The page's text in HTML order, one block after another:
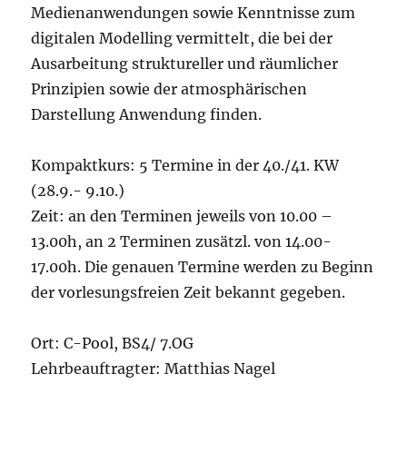
Medienanwendungen sowie Kenntnisse zum
digitalen Modelling vermittelt, die bei der
Ausarbeitung struktureller und räumlicher
Prinzipien sowie der atmosphärischen
Darstellung Anwendung finden.
Kompaktkurs: 5 Termine in der 40./41. KW
(28.9.- 9.10.)
Zeit: an den Terminen jeweils von 10.00 –
13.00h, an 2 Terminen zusätzl. von 14.00-
17.00h. Die genauen Termine werden zu Beginn
der vorlesungsfreien Zeit bekannt gegeben.
Ort: C-Pool, BS4/ 7.OG
Lehrbeauftragter: Matthias Nagel